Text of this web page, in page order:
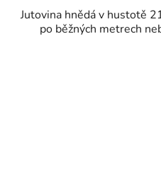
Jutovina hnědá v hustotě
po běžných metrech